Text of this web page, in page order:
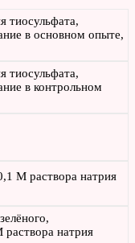
тиосульфата,
в основном опыте,
тиосульфата,
в контрольном
М раствора натрия
натрия